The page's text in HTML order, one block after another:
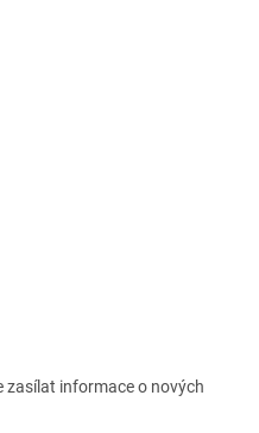
zasílat informace o nových